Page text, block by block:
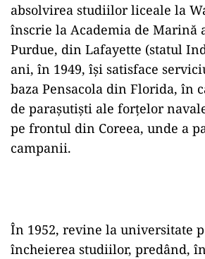
absolvirea studiilor liceale la
înscrie la Academia de Marină
Purdue, din Lafayette (statul
ani, în 1949, îşi satisface
baza Pensacola din Florida, în
de paraşutişti ale forţelor
pe frontul din Coreea, unde a
campanii.
În 1952, revine la universitate
încheierea studiilor, predând,